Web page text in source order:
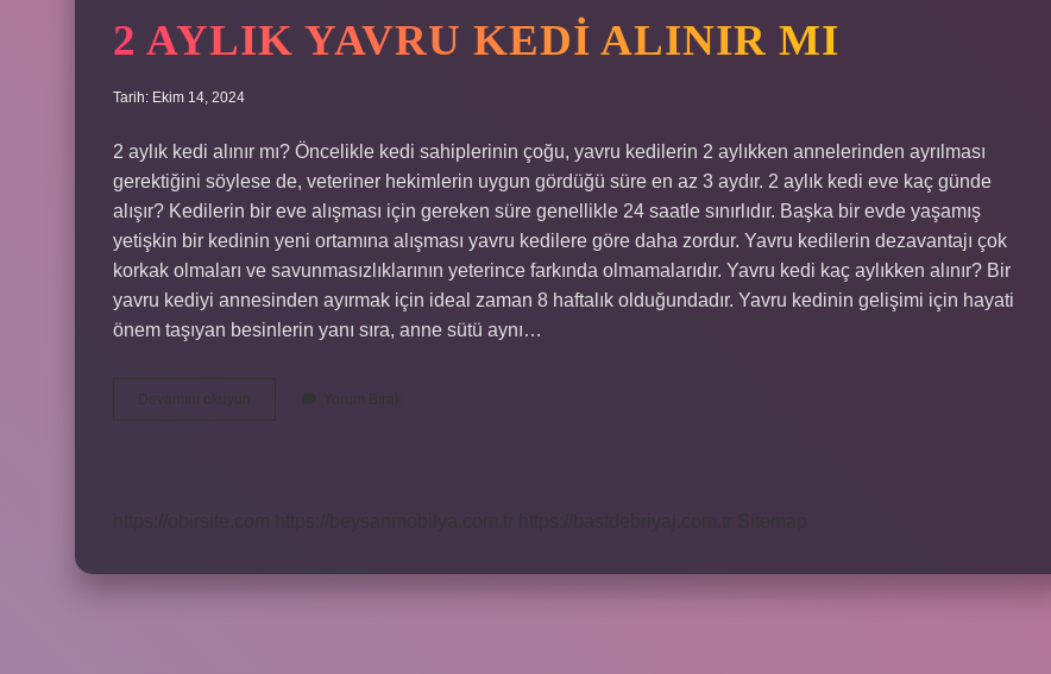
2 AYLIK YAVRU KEDI ALINIR MI
Tarih: Ekim 14, 2024
2 aylık kedi alınır mı? Öncelikle kedi sahiplerinin çoğu, yavru kedilerin 2 aylıkken annelerinden ayrılması
gerektiğini söylese de, veteriner hekimlerin uygun gördüğü süre en az 3 aydır. 2 aylık kedi eve kaç günde
alışır? Kedilerin bir eve alışması için gereken süre genellikle 24 saatle sınırlıdır. Başka bir evde yaşamış
yetişkin bir kedinin yeni ortamına alışması yavru kedilere göre daha zordur. Yavru kedilerin dezavantajı çok
korkak olmaları ve savunmasızlıklarının yeterince farkında olmamalarıdır. Yavru kedi kaç aylıkken alınır? Bir
yavru kediyi annesinden ayırmak için ideal zaman 8 haftalık olduğundadır. Yavru kedinin gelişimi için hayati
önem taşıyan besinlerin yanı sıra, anne sütü aynı…